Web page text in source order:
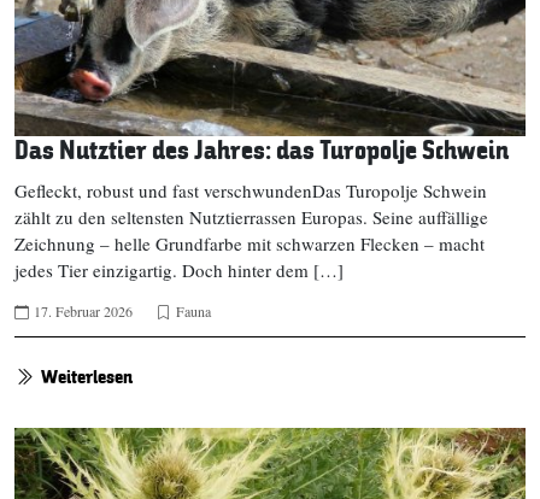
Das Nutztier des Jahres: das Turopolje Schwein
Gefleckt, robust und fast verschwundenDas Turopolje Schwein
zählt zu den seltensten Nutztierrassen Europas. Seine auffällige
Zeichnung – helle Grundfarbe mit schwarzen Flecken – macht
jedes Tier einzigartig. Doch hinter dem […]
17. Februar 2026 Fauna
Weiterlesen